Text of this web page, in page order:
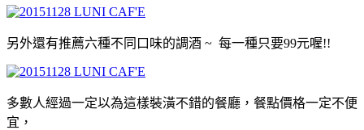
另外還有推薦六種不同口味的調酒 ~ 每一種只要99元喔!!
多數人經過一定以為這樣裝潢不錯的餐廳 ， 餐點價格一定不便
宜 ，